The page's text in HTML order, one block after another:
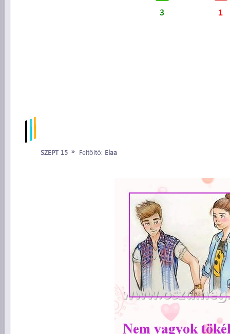
3 1
SZEPT 15 » Feltöltő: Elaa